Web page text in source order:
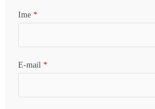
Ime*
E-mail*